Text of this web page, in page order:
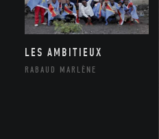
LES AMBITIEUX
RABAUD MARLÈNE